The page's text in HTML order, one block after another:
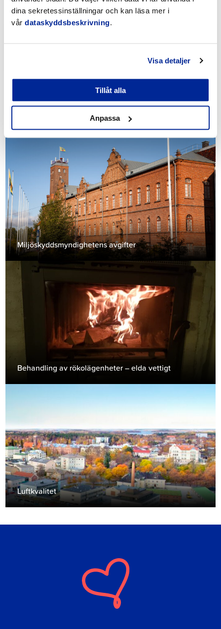
dina sekretessinställningar och kan läsa mer i
vår dataskyddsbeskrivning
Visa detaljer
Tillåt alla
Anpassa
Outi Fränti
Miljöskyddsmyndighetens avgifter
Behandling av rökolägenheter – elda vettigt
Luftkvalitet